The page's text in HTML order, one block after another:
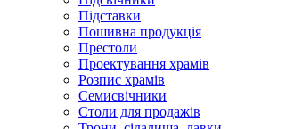
Підставки
Пошивна продукція
Престоли
Проектування храмів
Розпис храмів
Семисвічники
Столи для продажів